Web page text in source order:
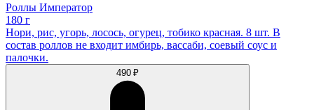
Роллы Император
180 г
Нори, рис, угорь, лосось, огурец, тобико красная. 8 шт. В
состав роллов не входит имбирь, вассаби, соевый соус и
палочки.
490 ₽